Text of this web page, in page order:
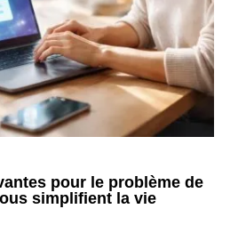
pour le problème de
simplifient la vie